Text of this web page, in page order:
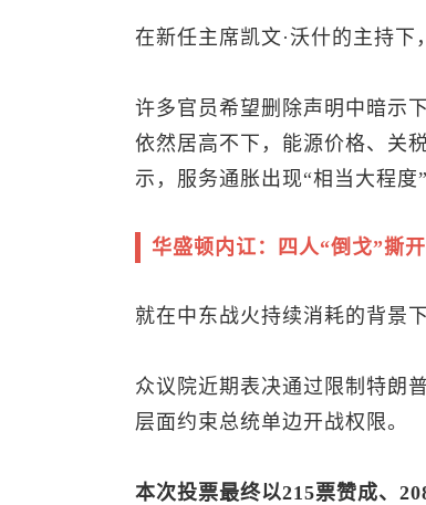
在新任主席凯文·沃什的主持下
许多官员希望删除声明中暗示
依然居高不下，能源价格、关
示，服务通胀出现“相当大程度”
华盛顿内讧：四人“倒戈”撕
就在中东战火持续消耗的背景
众议院近期表决通过限制特朗
层面约束总统单边开战权限。
本次投票最终以215票赞成、